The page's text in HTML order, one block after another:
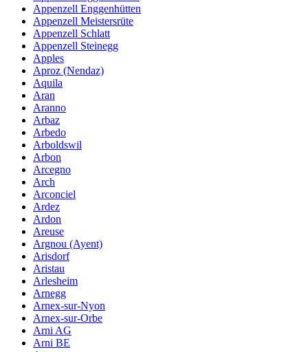
Appenzell Enggenhütten
Appenzell Meistersrüte
Appenzell Schlatt
Appenzell Steinegg
Apples
Aproz (Nendaz)
Aquila
Aran
Aranno
Arbaz
Arbedo
Arboldswil
Arbon
Arcegno
Arch
Arconciel
Ardez
Ardon
Areuse
Argnou (Ayent)
Arisdorf
Aristau
Arlesheim
Arnegg
Arnex-sur-Nyon
Arnex-sur-Orbe
Arni AG
Arni BE